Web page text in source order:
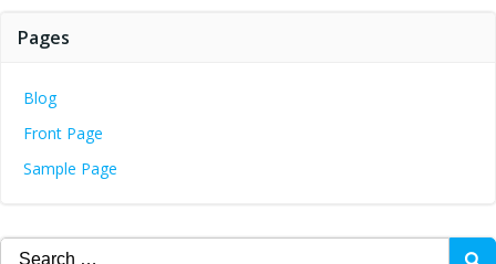
Pages
Blog
Front Page
Sample Page
Search